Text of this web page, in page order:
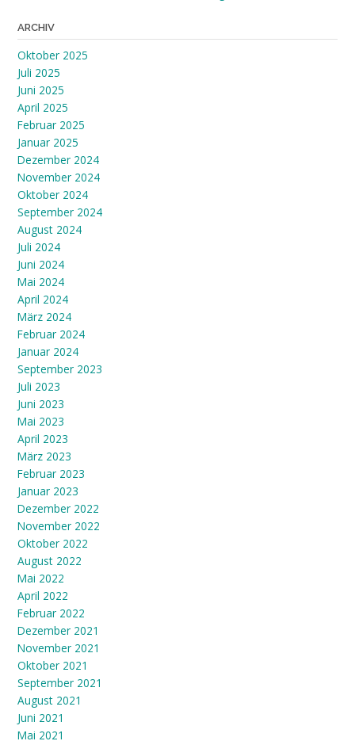
ARCHIV
Oktober 2025
Juli 2025
Juni 2025
April 2025
Februar 2025
Januar 2025
Dezember 2024
November 2024
Oktober 2024
September 2024
August 2024
Juli 2024
Juni 2024
Mai 2024
April 2024
März 2024
Februar 2024
Januar 2024
September 2023
Juli 2023
Juni 2023
Mai 2023
April 2023
März 2023
Februar 2023
Januar 2023
Dezember 2022
November 2022
Oktober 2022
August 2022
Mai 2022
April 2022
Februar 2022
Dezember 2021
November 2021
Oktober 2021
September 2021
August 2021
Juni 2021
Mai 2021